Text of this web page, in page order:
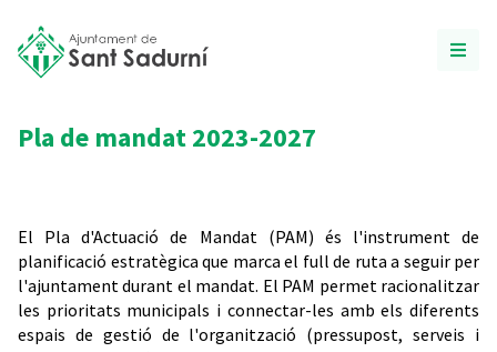
Pla de mandat 2023-2027
El Pla d'Actuació de Mandat (PAM) és l'instrument de
planificació estratègica que marca el full de ruta a seguir per
l'ajuntament durant el mandat. El PAM permet racionalitzar
les prioritats municipals i connectar-les amb els diferents
espais de gestió de l'organització (pressupost, serveis i